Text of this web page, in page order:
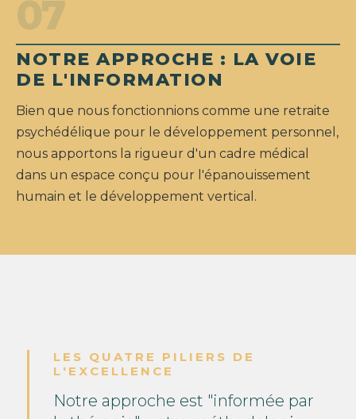
07
NOTRE APPROCHE : LA VOIE
DE L'INFORMATION
Bien que nous fonctionnions comme une retraite
psychédélique pour le développement personnel,
nous apportons la rigueur d'un cadre médical
dans un espace conçu pour l'épanouissement
humain et le développement vertical.
LES QUATRE PILIERS DE
L'EXCELLENCE
Notre approche est "informée par